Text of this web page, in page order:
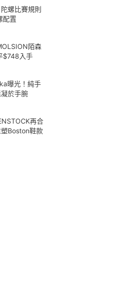
螺比賽規則
配置
陌森
$748入手
曝光！純手
於手腕
再合
Boston鞋款